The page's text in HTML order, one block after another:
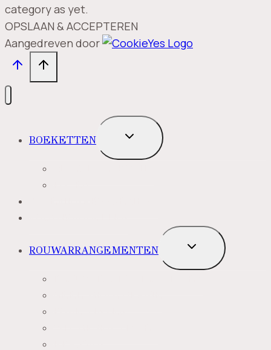
category as yet.
OPSLAAN & ACCEPTEREN
Aangedreven door
BOEKETTEN
TOGGLE
SUBMENU
ROUWARRANGEMENTEN
TOGGLE
SUBMENU